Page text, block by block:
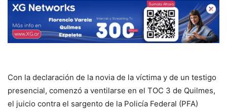
Con la declaración de la novia de la víctima y de un testigo
presencial, comenzó a ventilarse en el TOC 3 de Quilmes,
el juicio contra el sargento de la Policía Federal (PFA)